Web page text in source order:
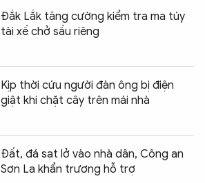
Đắk Lắk tăng cường kiểm tra ma túy
tài xế chở sầu riêng
Kịp thời cứu người đàn ông bị điện
giật khi chặt cây trên mái nhà
Đất, đá sạt lở vào nhà dân, Công an
Sơn La khẩn trương hỗ trợ